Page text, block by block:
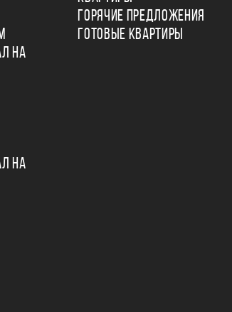
НА
НА
ГОРЯЧИЕ ПРЕДЛОЖЕНИЯ
ГОТОВЫЕ КВАРТИРЫ